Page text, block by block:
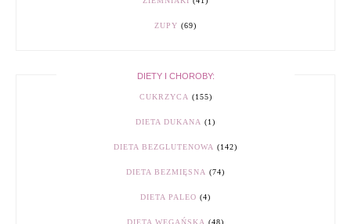
ZUPY (69)
DIETY I CHOROBY:
CUKRZYCA (155)
DIETA DUKANA (1)
DIETA BEZGLUTENOWA (142)
DIETA BEZMIĘSNA (74)
DIETA PALEO (4)
DIETA WEGAŃSKA (48)